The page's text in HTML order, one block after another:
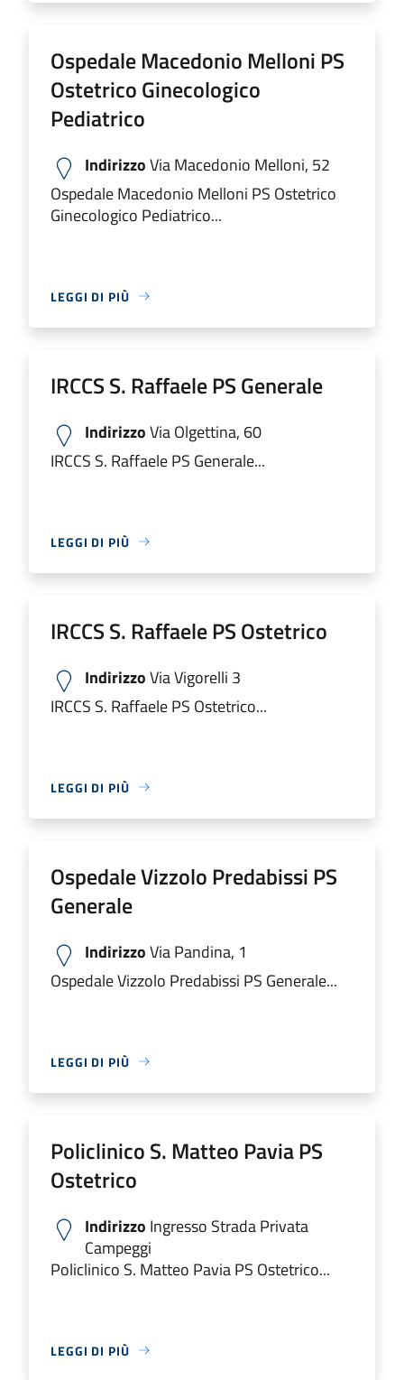
Ospedale Macedonio Melloni PS
Ostetrico Ginecologico
Pediatrico
IndirizzoVia Macedonio Melloni, 52
Ospedale Macedonio Melloni PS Ostetrico
Ginecologico Pediatrico...
LEGGI DI PIÙ
IRCCS S. Raffaele PS Generale
IndirizzoVia Olgettina, 60
IRCCS S. Raffaele PS Generale...
LEGGI DI PIÙ
IRCCS S. Raffaele PS Ostetrico
IndirizzoVia Vigorelli 3
IRCCS S. Raffaele PS Ostetrico...
LEGGI DI PIÙ
Ospedale Vizzolo Predabissi PS
Generale
IndirizzoVia Pandina, 1
Ospedale Vizzolo Predabissi PS Generale...
LEGGI DI PIÙ
Policlinico S. Matteo Pavia PS
Ostetrico
Indirizzo Ingresso Strada Privata
Campeggi
Policlinico S. Matteo Pavia PS Ostetrico...
LEGGI DI PIÙ